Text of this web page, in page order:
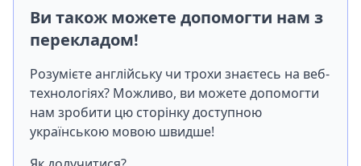
Ви також можете допомогти нам з
перекладом!
Розумієте англійську чи трохи знаєтесь на веб-
технологіях? Можливо, ви можете допомогти
нам зробити цю сторінку доступною
українською мовою швидше!